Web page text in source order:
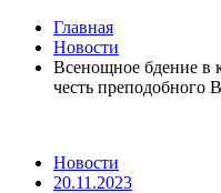
Главная
Новости
Всенощное бдение в
честь преподобного
Новости
20.11.2023